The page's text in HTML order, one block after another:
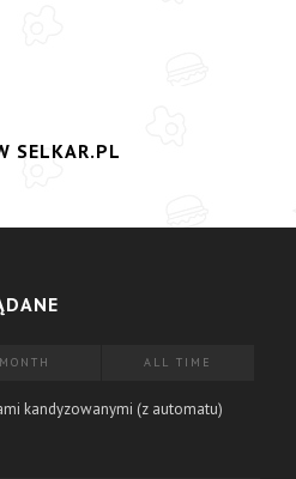
SELKAR.PL
MONTH ALL TIME
kandyzowanymi (z automatu)